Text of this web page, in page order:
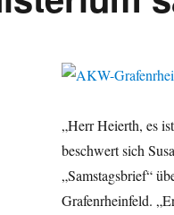
„Herr Heierth, es
beschwert sich
„Samstagsbrief“
Grafenrheinfeld.